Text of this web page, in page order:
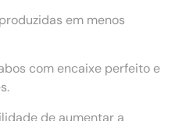
em menos
com encaixe perfeito e
de aumentar a